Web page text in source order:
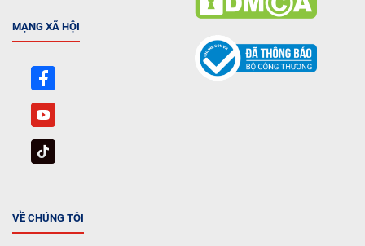
MẠNG XÃ HỘI
VỀ CHÚNG TÔI